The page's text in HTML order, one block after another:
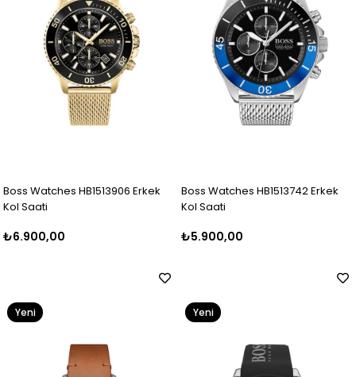
Boss Watches HB1513906 Erkek
Kol Saati
₺6.900,00
Boss Watches HB1513742 Erkek
Kol Saati
₺5.900,00
Yeni
Yeni